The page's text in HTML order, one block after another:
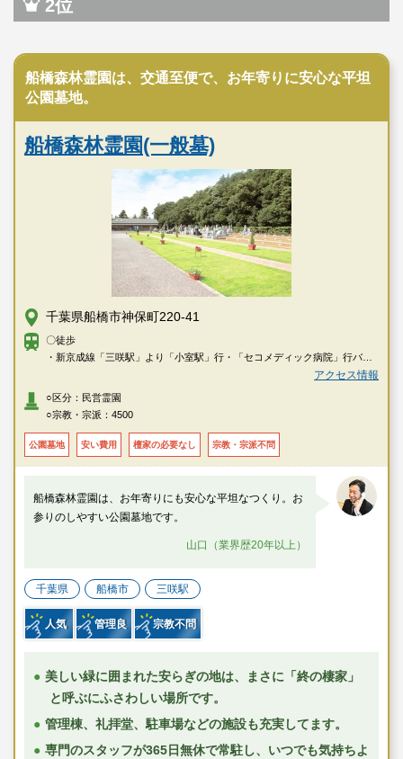
2位
船橋森林霊園は、交通至便で、お年寄りに安心な平坦
公園墓地。
船橋森林霊園(一般墓)
千葉県船橋市神保町220-41
〇徒歩
・新京成線「三咲駅」より「小室駅」行・「セコメディック病院」行バス
・北総線「小室駅」より「三咲駅」行バスで約8分、「須賀神社」にて下車
→徒歩で約8分
〇車
・京葉道路「花輪インター」より車で約20分
アクセス情報
○区分：民営霊園
○宗教・宗派：4500
公園墓地 安い費用 檀家の必要なし 宗教・宗派不問
船橋森林霊園は、お年寄りにも安心な平坦なつくり。お
参りのしやすい公園墓地です。
山口（業界歴20年以上）
千葉県 船橋市 三咲駅
人気 管理良 宗教不問
美しい緑に囲まれた安らぎの地は、まさに「終の棲家」
と呼ぶにふさわしい場所です。
管理棟、礼拝堂、駐車場などの施設も充実してます。
専門のスタッフが365日無休で常駐し、いつでも気持ちよ